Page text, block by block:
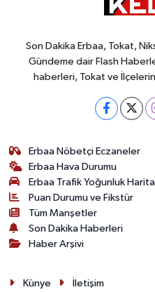
Son Dakika Erbaa, Tokat,
Gündeme dair Flash
haberleri, Tokat ve
Erbaa Nöbetçi Eczaneler
Erbaa Hava Durumu
Erbaa Trafik Yoğunluk
Puan Durumu ve Fikstür
Tüm Manşetler
Son Dakika Haberleri
Haber Arşivi
Künye İletişim